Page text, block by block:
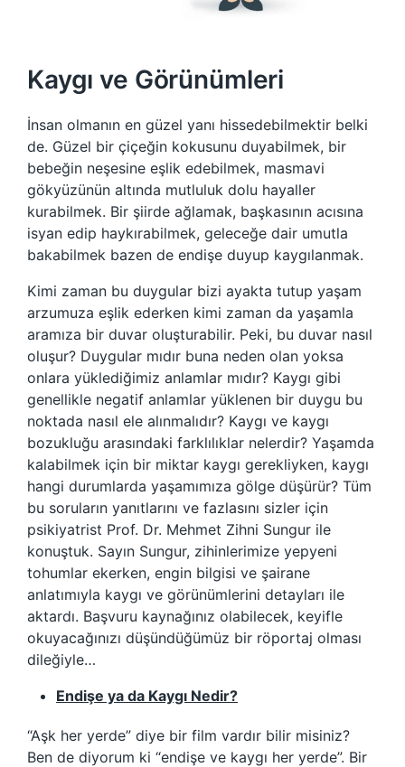
Kaygı ve Görünümleri
İnsan olmanın en güzel yanı hissedebilmektir belki
de. Güzel bir çiçeğin kokusunu duyabilmek, bir
bebeğin neşesine eşlik edebilmek, masmavi
gökyüzünün altında mutluluk dolu hayaller
kurabilmek. Bir şiirde ağlamak, başkasının acısına
isyan edip haykırabilmek, geleceğe dair umutla
bakabilmek bazen de endişe duyup kaygılanmak.
Kimi zaman bu duygular bizi ayakta tutup yaşam
arzumuza eşlik ederken kimi zaman da yaşamla
aramıza bir duvar oluşturabilir. Peki, bu duvar nasıl
oluşur? Duygular mıdır buna neden olan yoksa
onlara yüklediğimiz anlamlar mıdır? Kaygı gibi
genellikle negatif anlamlar yüklenen bir duygu bu
noktada nasıl ele alınmalıdır? Kaygı ve kaygı
bozukluğu arasındaki farklılıklar nelerdir? Yaşamda
kalabilmek için bir miktar kaygı gerekliyken, kaygı
hangi durumlarda yaşamımıza gölge düşürür? Tüm
bu soruların yanıtlarını ve fazlasını sizler için
psikiyatrist Prof. Dr. Mehmet Zihni Sungur ile
konuştuk. Sayın Sungur, zihinlerimize yepyeni
tohumlar ekerken, engin bilgisi ve şairane
anlatımıyla kaygı ve görünümlerini detayları ile
aktardı. Başvuru kaynağınız olabilecek, keyifle
okuyacağınızı düşündüğümüz bir röportaj olması
dileğiyle…
Endişe ya da Kaygı Nedir?
“Aşk her yerde” diye bir film vardır bilir misiniz?
Ben de diyorum ki “endişe ve kaygı her yerde”. Bir